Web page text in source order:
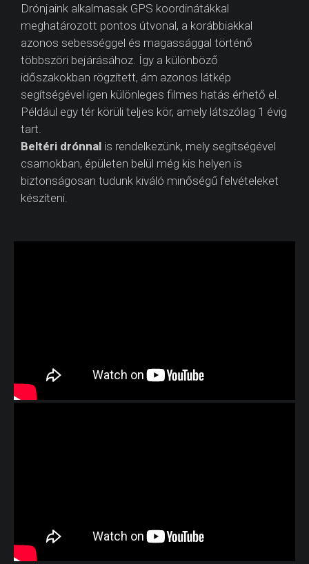
Drónjaink alkalmasak GPS koordinátákkal
meghatározott pontos útvonal, a korábbiakkal
azonos sebességgel és magassággal történő
többszöri bejárásához. Így a különböző
időszakokban rögzített, ám azonos látkép
segítségével igen különleges filmes hatás érhető el.
Például egy tér körüli teljes kör, amely látszólag 1 évig
tart.
Beltéri drónnal is rendelkezünk, mely segítségével
csarnokban, épületen belül még kis helyen is
biztonságosan tudunk kiváló minőségű felvételeket
készíteni.